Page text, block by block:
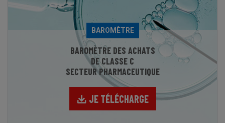
BAROMÈTRE
BAROMÈTRE DES ACHATS
DE CLASSE C
SECTEUR PHARMACEUTIQUE
JE TÉLÉCHARGE